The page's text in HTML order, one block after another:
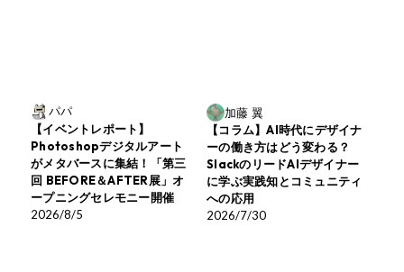
パパ
【イベントレポート】
Photoshopデジタルアート
がメタバースに集結！「第三
回 BEFORE＆AFTER展」オ
ープニングセレモニー開催
2026/8/5
加藤 翼
【コラム】AI時代にデザイナ
ーの働き方はどう変わる？
SlackのリードAIデザイナー
に学ぶ実践知とコミュニティ
への応用
2026/7/30